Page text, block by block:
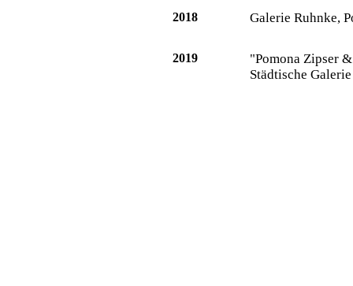
2018 Galerie Ruhnke,
2019
"Pomona Zipser
Städtische